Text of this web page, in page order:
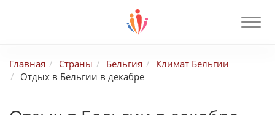
Главная Страны Бельгия
Климат Бельгии
Отдых в Бельгии в декабре